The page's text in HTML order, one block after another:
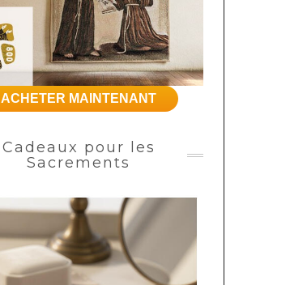
ACHETER MAINTENANT
Cadeaux pour les
Sacrements